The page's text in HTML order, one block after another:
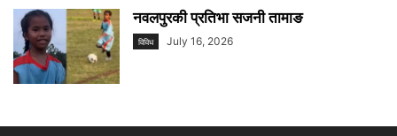
नवलपुरकी प्रतिभा सजनी तामाङ
विविध July 16, 2026